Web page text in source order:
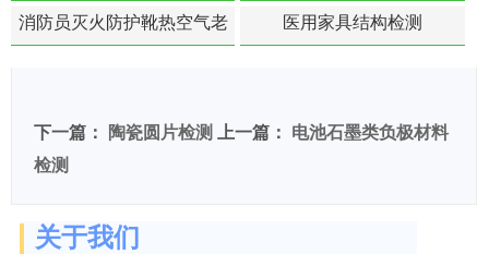
敏度检测
消防员灭火防护靴热空气老
医用家具结构检测
下一篇： 陶瓷圆片检测 上一篇： 电池石墨类负极材料
检测
关于我们